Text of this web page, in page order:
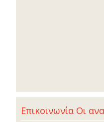
Επικοινωνία Οι